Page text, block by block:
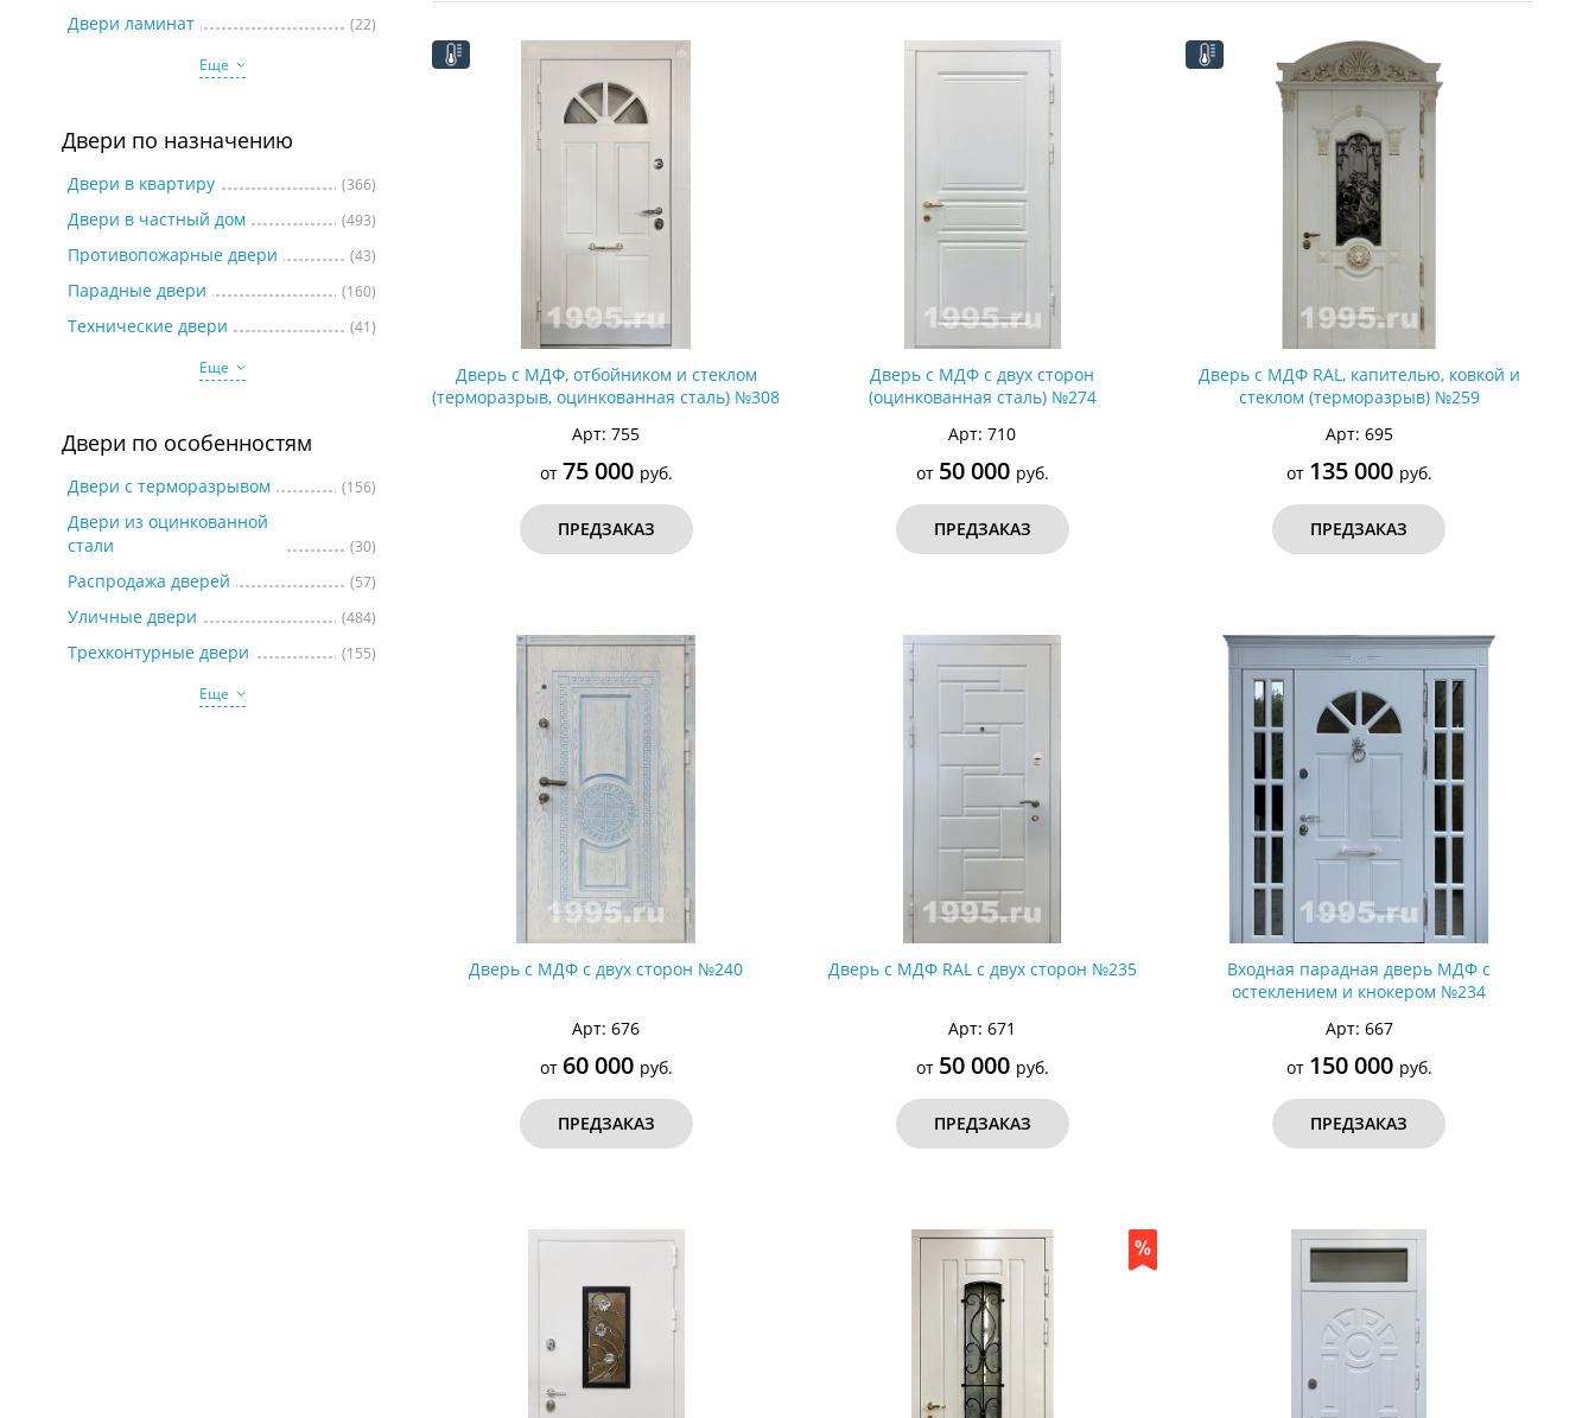
Двери с винилискожей
Коричневые двери
С металлофиленкой
Двери ламинат
(22)
Еще
Двери по назначению
Двери в квартиру (366)
Двери в частный дом (493)
Противопожарные двери (43)
Парадные двери (160)
Технические двери
(41)
Еще
Двери по особенностям
Двери с терморазрывом (156)
Двери из оцинкованной
стали
(30)
Распродажа дверей (57)
Уличные двери (484)
Трехконтурные двери
(155)
Еще
Дверь с МДФ, отбойником и стеклом
(терморазрыв, оцинкованная сталь) №308
Арт: 755
от 75 000 руб.
ПРЕДЗАКАЗ
Дверь с МДФ с двух сторон
(оцинкованная сталь) №274
Арт: 710
от 50 000 руб.
ПРЕДЗАКАЗ
Дверь с МДФ RAL, капителью, ковкой и
стеклом (терморазрыв) №259
Арт: 695
от 135 000 руб.
ПРЕДЗАКАЗ
Дверь с МДФ с двух сторон №240
Арт: 676
от 60 000 руб.
ПРЕДЗАКАЗ
Дверь с МДФ RAL с двух сторон №235
Арт: 671
от 50 000 руб.
ПРЕДЗАКАЗ
Входная парадная дверь МДФ с
остеклением и кнокером №234
Арт: 667
от 150 000 руб.
ПРЕДЗАКАЗ